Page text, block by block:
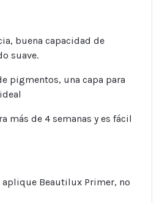
buena capacidad de
suave.
pigmentos, una capa para
más de 4 semanas y es fácil
aplique Beautilux Primer, no